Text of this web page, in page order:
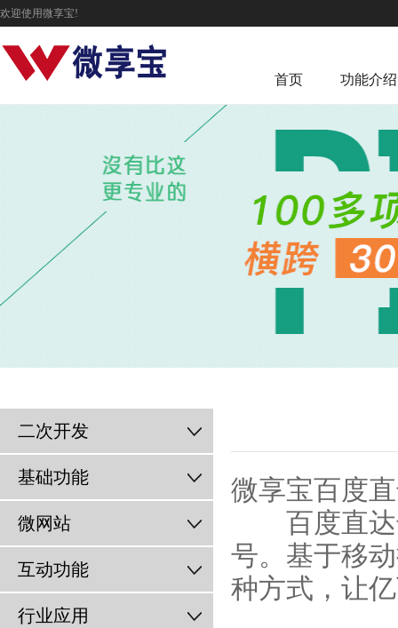
欢迎使用微享宝!
首页 功能介绍
二次开发
基础功能
微网站
互动功能
行业应用
微享宝百度
百度直达
号。基于移
种方式，让